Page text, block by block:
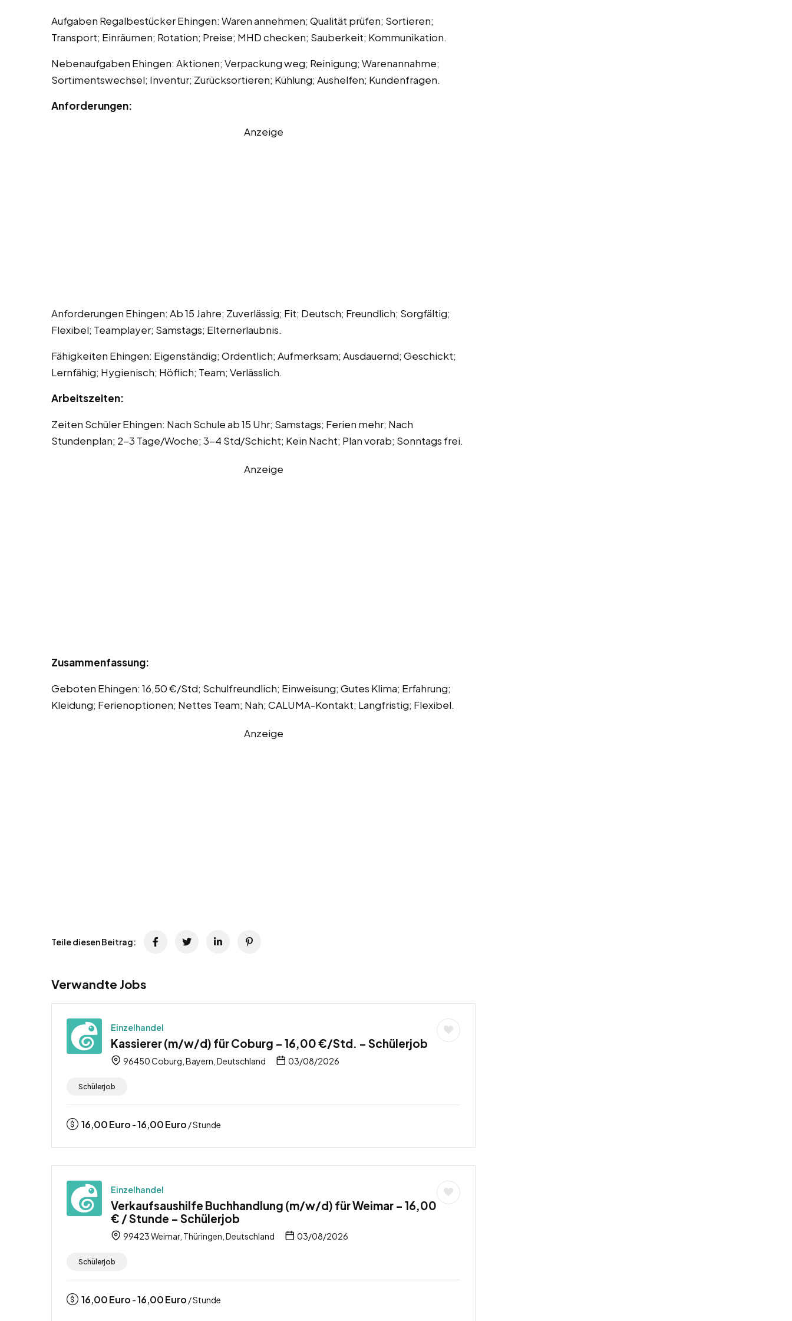
Aufgaben Regalbestücker Ehingen: Waren annehmen; Qualität prüfen; Sortieren;
Transport; Einräumen; Rotation; Preise; MHD checken; Sauberkeit; Kommunikation.
Nebenaufgaben Ehingen: Aktionen; Verpackung weg; Reinigung; Warenannahme;
Sortimentswechsel; Inventur; Zurücksortieren; Kühlung; Aushelfen; Kundenfragen.
Anforderungen:
Anzeige
Anforderungen Ehingen: Ab 15 Jahre; Zuverlässig; Fit; Deutsch; Freundlich; Sorgfältig;
Flexibel; Teamplayer; Samstags; Elternerlaubnis.
Fähigkeiten Ehingen: Eigenständig; Ordentlich; Aufmerksam; Ausdauernd; Geschickt;
Lernfähig; Hygienisch; Höflich; Team; Verlässlich.
Arbeitszeiten:
Zeiten Schüler Ehingen: Nach Schule ab 15 Uhr; Samstags; Ferien mehr; Nach
Stundenplan; 2-3 Tage/Woche; 3-4 Std/Schicht; Kein Nacht; Plan vorab; Sonntags frei.
Anzeige
Zusammenfassung:
Geboten Ehingen: 16,50 €/Std; Schulfreundlich; Einweisung; Gutes Klima; Erfahrung;
Kleidung; Ferienoptionen; Nettes Team; Nah; CALUMA-Kontakt; Langfristig; Flexibel.
Anzeige
Teile diesen Beitrag:
Verwandte Jobs
Einzelhandel
Kassierer (m/w/d) für Coburg – 16,00 €/Std. – Schülerjob
96450 Coburg, Bayern, Deutschland 03/08/2026
Schülerjob
16,00Euro -16,00Euro / Stunde
Einzelhandel
Verkaufsaushilfe Buchhandlung (m/w/d) für Weimar – 16,00
€ / Stunde – Schülerjob
99423 Weimar, Thüringen, Deutschland 03/08/2026
Schülerjob
16,00Euro -16,00Euro / Stunde